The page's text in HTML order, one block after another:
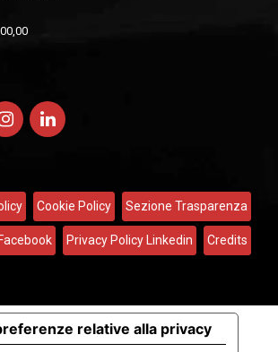
Cookie Policy Sezione Trasparenza
Privacy Policy Linkedin Credits
relative alla privacy